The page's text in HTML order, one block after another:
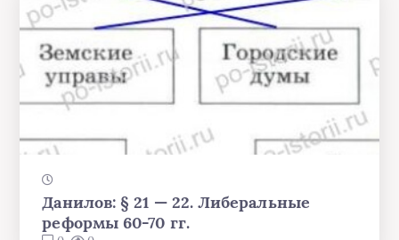
Данилов: § 21 — 22. Либеральные
реформы 60-70 гг.